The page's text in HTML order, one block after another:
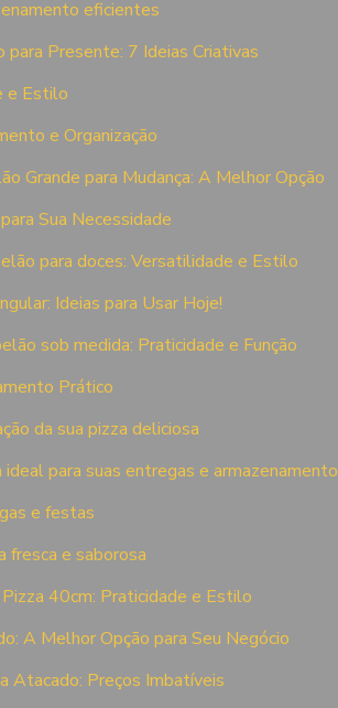
eficientes
para Presente: 7 Ideias Criativas
e Estilo
e Organização
Grande para Mudança: A Melhor Opção
Sua Necessidade
para doces: Versatilidade e Estilo
Ideias para Usar Hoje!
sob medida: Praticidade e Função
Prático
da sua pizza deliciosa
para suas entregas e armazenamento
e festas
fresca e saborosa
Pizza 40cm: Praticidade e Estilo
A Melhor Opção para Seu Negócio
Atacado: Preços Imbatíveis